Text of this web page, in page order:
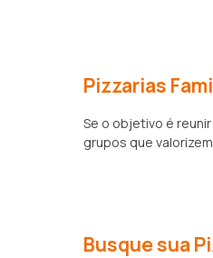
Pizzarias
Se o objetivo é
grupos que
Busque sua